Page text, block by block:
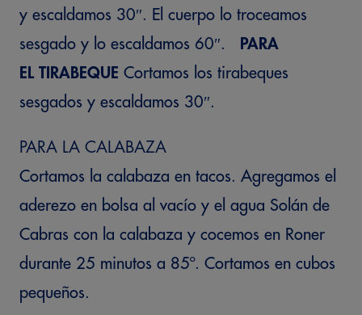
y escaldamos 30″. El cuerpo lo troceamos
sesgado y lo escaldamos 60″.
PARA
EL TIRABEQUE Cortamos los tirabeques
sesgados y escaldamos 30″.
PARA LA CALABAZA
Cortamos la calabaza en tacos. Agregamos el
aderezo en bolsa al vacío y el agua Solán de
Cabras con la calabaza y cocemos en Roner
durante 25 minutos a 85º. Cortamos en cubos
pequeños.